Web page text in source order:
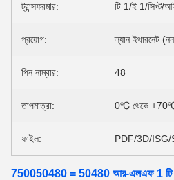
ট্রান্সফরমার: টি 1/ই 1/সিপ্ট/
প্রয়োগ: ল্যান ইথারনেট
পিন নাম্বার: 48
তাপমাত্রা: 0℃ থেকে
ফাইল: PDF/3D/ISG/
750050480 = 50480 আর-এলএফ 1 টি